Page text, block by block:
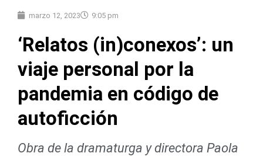
marzo 12, 2023 9:05 pm
‘Relatos (in)conexos’: un
viaje personal por la
pandemia en código de
autoficción
Obra de la dramaturga y directora Paola